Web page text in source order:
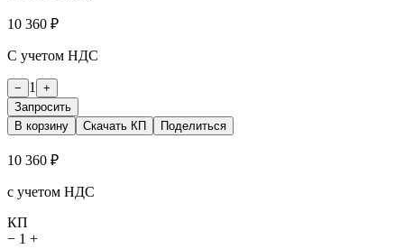
10 360 ₽
С учетом НДС
− 1
+
Запросить
В корзину
Скачать КП Поделиться
10 360 ₽
с учетом НДС
КП
− 1 +